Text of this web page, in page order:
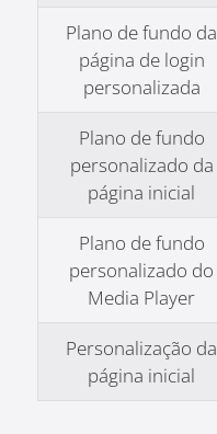
Plano de fundo da
página de login
personalizada
Plano de fundo
personalizado da
página inicial
Plano de fundo
personalizado do
Media Player
Personalização da
página inicial